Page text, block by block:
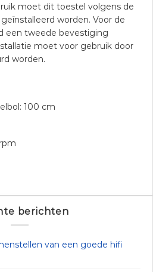
moet dit toestel volgens de
worden. Voor de
een tweede bevestiging
moet voor gebruik door
worden.
100 cm
berichten
van een goede hifi